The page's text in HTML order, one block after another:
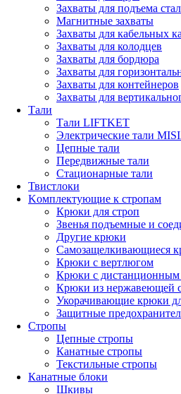
Захваты для подъема
Магнитные захваты
Захваты для кабельных
Захваты для колодцев
Захваты для бордюра
Захваты для
Захваты для контейнеров
Захваты для
Тали
Тали LIFTKET
Электрические тали
Цепные тали
Передвижные тали
Стационарные тали
Твистлоки
Kомплектующие к стропам
Крюки для строп
Звенья подъемные и
Другие крюки
Самозащелкивающиеся
Крюки с вертлюгом
Крюки с дистанционным
Крюки из нержавеющей
Укорачивающие крюки
Защитные
Стропы
Цепные стропы
Канатные стропы
Текстильные стропы
Канатные блоки
Шкивы